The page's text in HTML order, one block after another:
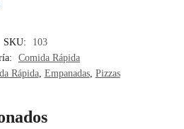
SKU:
103
Comida Rápida
Rápida, Empanadas, Pizzas